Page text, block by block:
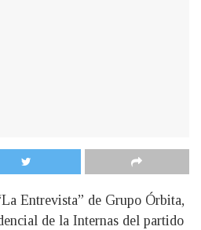
Entrevista” de Grupo Órbita,
de la Internas del partido